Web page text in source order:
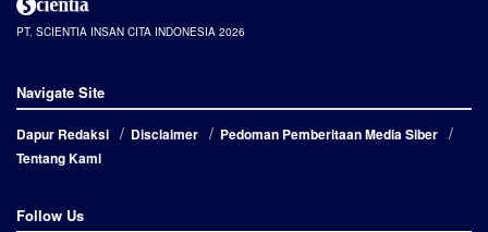
PT. SCIENTIA INSAN CITA INDONESIA 2026
Navigate Site
Dapur Redaksi Disclaimer
Pedoman Pemberitaan Media Siber
Tentang Kami
Follow Us